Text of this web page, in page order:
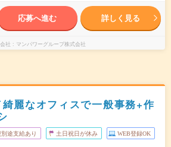
応募へ進む 詳しく見る
社 マンパワーグループ株式会社
麗なオフィスで一般事務+作
途支給あり 土日祝日が休み WEB登録OK